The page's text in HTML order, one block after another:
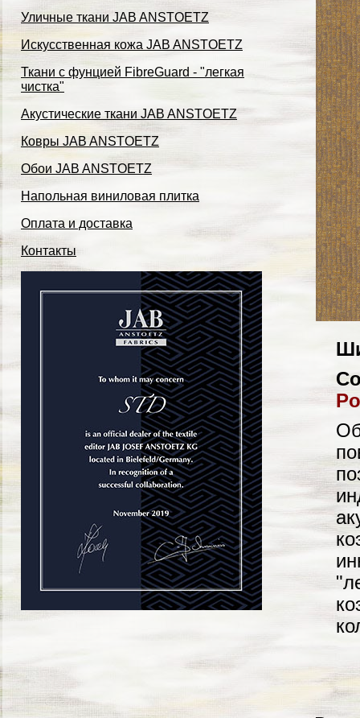
Уличные ткани JAB ANSTOETZ
Искусственная кожа JAB ANSTOETZ
Ткани с фунцией FibreGuard - "легкая
чистка"
Акустические ткани JAB ANSTOETZ
Ковры JAB ANSTOETZ
Обои JAB ANSTOETZ
Напольная виниловая плитка
Оплата и доставка
Контакты